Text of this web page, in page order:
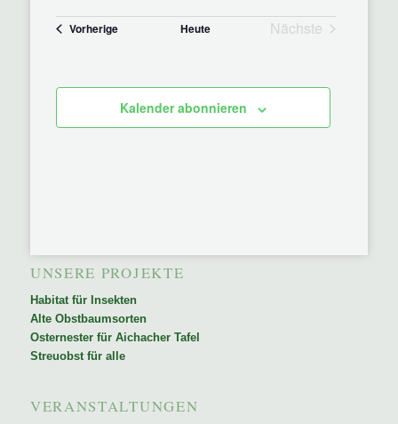
VorherigeVeranstaltungen
Heute
Nächste
Kalender abonnieren
UNSERE PROJEKTE
Habitat für Insekten
Alte Obstbaumsorten
Osternester für Aichacher Tafel
Streuobst für alle
VERANSTALTUNGEN